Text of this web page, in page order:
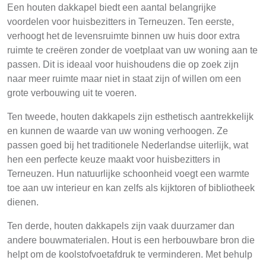
Een houten dakkapel biedt een aantal belangrijke
voordelen voor huisbezitters in Terneuzen. Ten eerste,
verhoogt het de levensruimte binnen uw huis door extra
ruimte te creëren zonder de voetplaat van uw woning aan te
passen. Dit is ideaal voor huishoudens die op zoek zijn
naar meer ruimte maar niet in staat zijn of willen om een
grote verbouwing uit te voeren.
Ten tweede, houten dakkapels zijn esthetisch aantrekkelijk
en kunnen de waarde van uw woning verhoogen. Ze
passen goed bij het traditionele Nederlandse uiterlijk, wat
hen een perfecte keuze maakt voor huisbezitters in
Terneuzen. Hun natuurlijke schoonheid voegt een warmte
toe aan uw interieur en kan zelfs als kijktoren of bibliotheek
dienen.
Ten derde, houten dakkapels zijn vaak duurzamer dan
andere bouwmaterialen. Hout is een herbouwbare bron die
helpt om de koolstofvoetafdruk te verminderen. Met behulp